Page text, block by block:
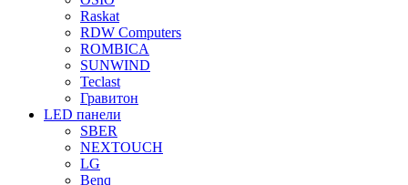
Raskat
RDW Computers
ROMBICA
SUNWIND
Teclast
Гравитон
LED панели
SBER
NEXTOUCH
LG
Benq